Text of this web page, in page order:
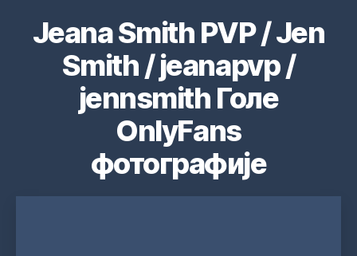
Jeana Smith PVP / Jen
Smith / jeanapvp /
jennsmith Голе
OnlyFans
фотографије